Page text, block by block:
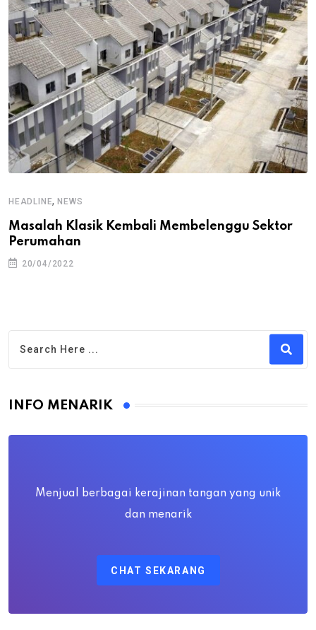
HEADLINE,NEWS
Masalah Klasik Kembali Membelenggu Sektor
Perumahan
20/04/2022
INFO MENARIK
Menjual berbagai kerajinan tangan yang unik
dan menarik
CHAT SEKARANG